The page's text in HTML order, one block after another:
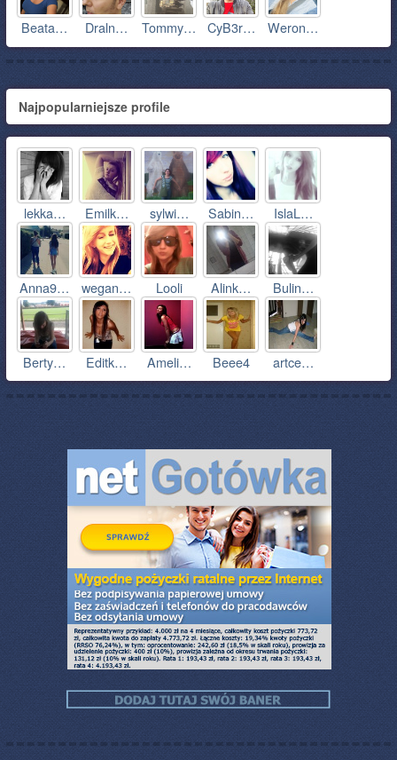
Beata… Draln… Tommy… CyB3r… Weron…
Najpopularniejsze profile
lekka… Emilk… sylwi… Sabin… IslaL…
Anna9… wegan… Looli Alink… Bulin…
Berty… Editk… Ameli… Beee4 artce…